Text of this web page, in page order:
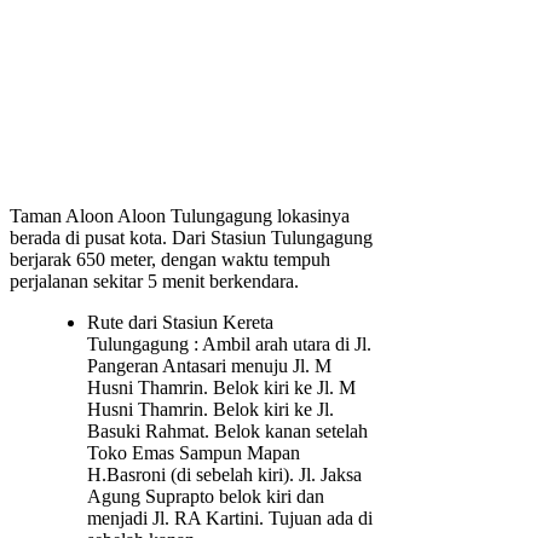
Taman Aloon Aloon Tulungagung lokasinya
berada di pusat kota. Dari Stasiun Tulungagung
berjarak 650 meter, dengan waktu tempuh
perjalanan sekitar 5 menit berkendara.
Rute dari Stasiun Kereta
Tulungagung : Ambil arah utara di Jl.
Pangeran Antasari menuju Jl. M
Husni Thamrin. Belok kiri ke Jl. M
Husni Thamrin. Belok kiri ke Jl.
Basuki Rahmat. Belok kanan setelah
Toko Emas Sampun Mapan
H.Basroni (di sebelah kiri). Jl. Jaksa
Agung Suprapto belok kiri dan
menjadi Jl. RA Kartini. Tujuan ada di